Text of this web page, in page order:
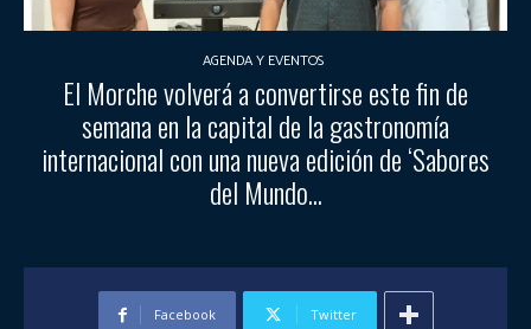
AGENDA Y EVENTOS
El Morche volverá a convertirse este fin de
semana en la capital de la gastronomía
internacional con una nueva edición de ‘Sabores
del Mundo...
Facebook Twitter